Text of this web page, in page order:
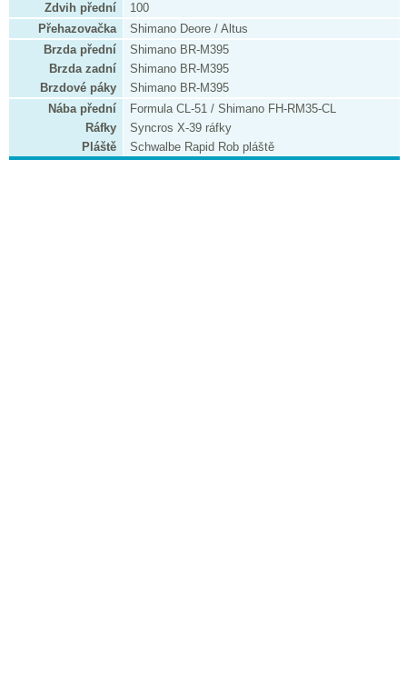
Zdvih přední
100
Přehazovačka
Shimano Deore / Altus
Brzda přední
Shimano BR-M395
Brzda zadní
Shimano BR-M395
Brzdové páky
Shimano BR-M395
Nába přední
Formula CL-51 / Shimano FH-RM35-CL
Ráfky
Syncros X-39 ráfky
Pláště
Schwalbe Rapid Rob pláště